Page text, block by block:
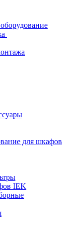
для шкафов
IEK